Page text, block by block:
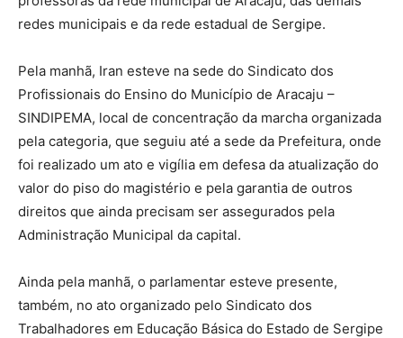
redes municipais e da rede estadual de Sergipe.
Pela manhã, Iran esteve na sede do Sindicato dos
Profissionais do Ensino do Município de Aracaju –
SINDIPEMA, local de concentração da marcha organizada
pela categoria, que seguiu até a sede da Prefeitura, onde
foi realizado um ato e vigília em defesa da atualização do
valor do piso do magistério e pela garantia de outros
direitos que ainda precisam ser assegurados pela
Administração Municipal da capital.
Ainda pela manhã, o parlamentar esteve presente,
também, no ato organizado pelo Sindicato dos
Trabalhadores em Educação Básica do Estado de Sergipe